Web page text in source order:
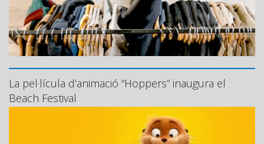
La pel·lícula d’animació “Hoppers” inaugura el
Beach Festival